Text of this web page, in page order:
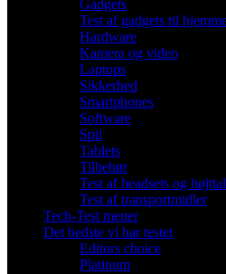
Gadgets
Test af gadgets til
Hardware
Kamera og video
Laptops
Sikkerhed
Smartphones
Software
Spil
Tablets
Tilbehør
Test af headsets og
Test af transportmidler
Tech-Test mener
Det bedste vi har testet
Editors choice
Platinum